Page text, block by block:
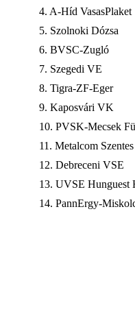
4. A-Híd VasasPlaket
5. Szolnoki Dózsa
6. BVSC-Zugló
7. Szegedi VE
8. Tigra-ZF-Eger
9. Kaposvári VK
10. PVSK-Mecsek
11. Metalcom Szentes
12. Debreceni VSE
13. UVSE Hunguest
14. PannErgy-